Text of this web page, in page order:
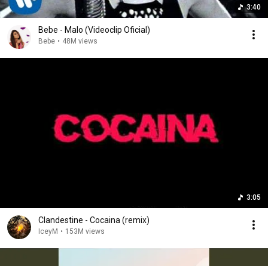
3:40
Bebe - Malo (Videoclip Oficial)
Bebe • 48M views
3:05
Clandestine - Cocaina (remix)
IceyM • 153M views